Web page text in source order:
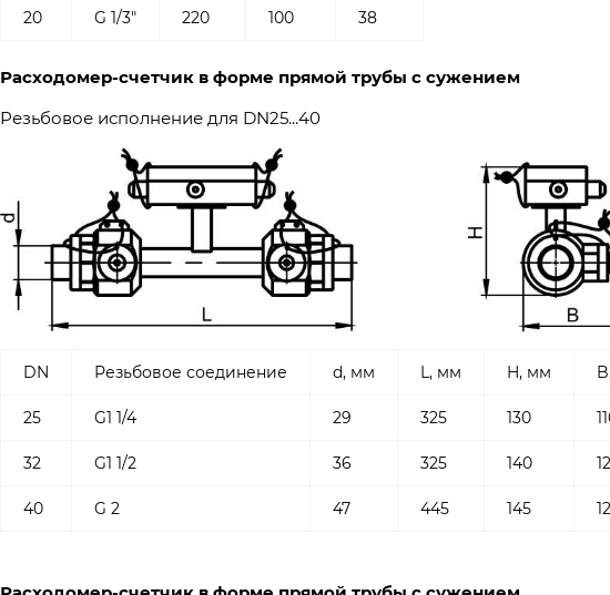
20 G 1/3" 220 100 38
Расходомер-счетчик в форме прямой трубы с сужением
Резьбовое исполнение для DN25...40
DN Резьбовое соединение d, мм L, мм H, мм
25 G1 1/4 29 325 130
32 G1 1/2 36 325 140
40 G 2 47 445 145